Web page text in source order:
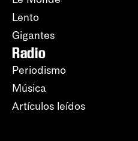
Lento
Gigantes
Radio
Periodismo
Música
Artículos leídos